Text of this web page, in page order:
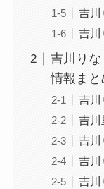
吉川
吉川
吉川りな
情報まと
吉川
吉川
吉川
吉川
吉川